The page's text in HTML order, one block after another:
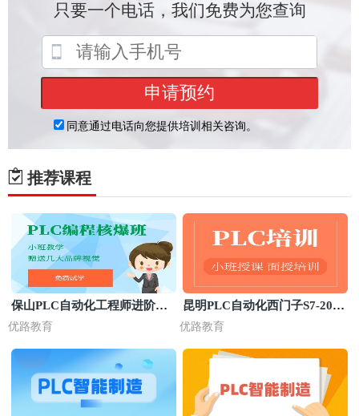
推荐课程
保山PLC自动化工程师进阶培
训班
优路教育
昆明PLC自动化西门子S7-200S
MART编程班
优路教育